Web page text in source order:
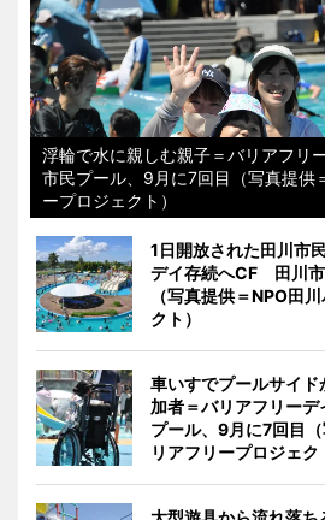
浮輪で水に親しむ親子＝バリアフリ
市民プール、9月に7回目（写真提供
ープロジェクト）
1日開放された田川市
デイ存続へCF 田川
（写真提供＝NPO田
クト）
車いすでプールサイ
加者＝バリアフリー
プール、9月に7回目
リアフリープロジェク